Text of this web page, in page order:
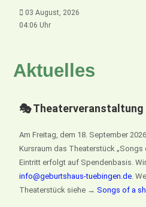
03 August, 2026
04:06 Uhr
Aktuelles
🎭 Theaterveranstaltung
Am Freitag, dem 18. September
Kursraum das Theaterstück
Eintritt erfolgt auf Spendenbasis.
info@geburtshaus-tuebingen.de.
Theaterstück siehe →Songs of a